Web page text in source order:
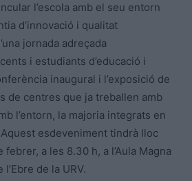
l’escola amb el seu entorn
d’innovació i qualitat
jornada adreçada
i estudiants d’educació i
inaugural i l’exposició de
de centres que ja treballen amb
l’entorn, la majoria integrats en
esdeveniment tindrà lloc
a les 8.30 h, a l’Aula Magna
de la URV.